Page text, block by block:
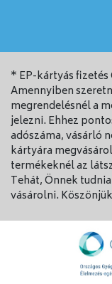
* EP-kártyás fizetés
Amennyiben
megrendelésnél a
jelezni. Ehhez
adószáma, vásárló
kártyára
termékeknél az
Tehát, Önnek
vásárolni.